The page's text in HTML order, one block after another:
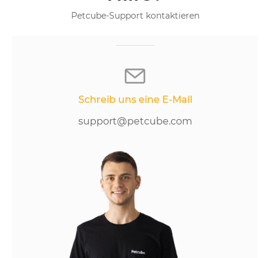
Petcube-Support kontaktieren
Schreib uns eine E-Mail
support@petcube.com